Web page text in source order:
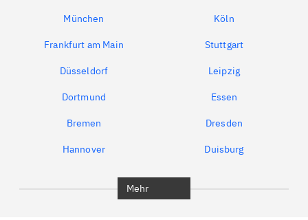
München Köln
Frankfurt am Main Stuttgart
Düsseldorf Leipzig
Dortmund Essen
Bremen Dresden
Hannover Duisburg
Mehr